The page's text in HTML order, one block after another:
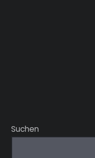
Suchen